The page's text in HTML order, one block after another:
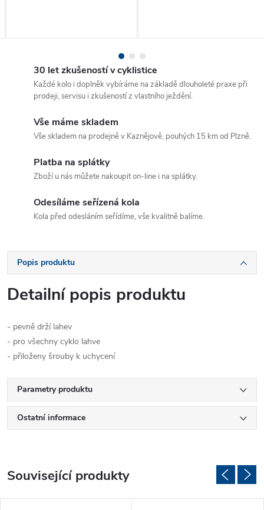
30 let zkušeností v cyklistice
Každé kolo i doplněk vybíráme na základě dlouholeté praxe při
prodeji, servisu i zkušeností z vlastního ježdění.
Vše máme skladem
Vše skladem na prodejně v Kaznějově, pouhých 15 km od Plzně.
Platba na splátky
Zboží u nás můžete nakoupit on-line i na splátky.
Odesíláme seřízená kola
Kola před odesláním seřídíme, vše kvalitně balíme.
Popis produktu
Detailní popis produktu
- pevně drží lahev
- pro všechny cyklo lahve
- přiloženy šrouby k uchycení
Parametry produktu
Ostatní informace
Související produkty